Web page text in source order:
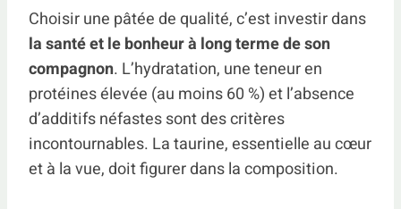
Choisir une pâtée de qualité, c’est investir dans
la santé et le bonheur à long terme de son
compagnon. L’hydratation, une teneur en
protéines élevée (au moins 60 %) et l’absence
d’additifs néfastes sont des critères
incontournables. La taurine, essentielle au cœur
et à la vue, doit figurer dans la composition.